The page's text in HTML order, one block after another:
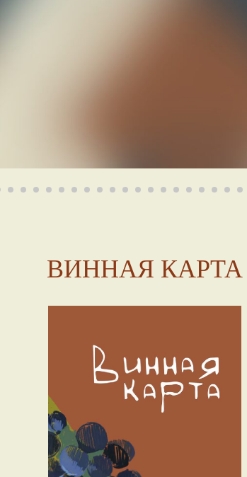
ВИННАЯ КАРТА